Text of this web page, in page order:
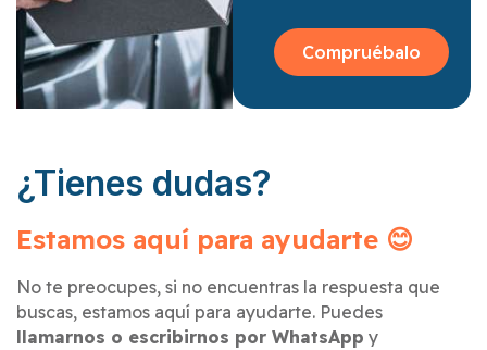
Compruébalo
¿Tienes dudas?
Estamos aquí para ayudarte 😊
No te preocupes, si no encuentras la respuesta que
buscas, estamos aquí para ayudarte. Puedes
llamarnos o escribirnos por WhatsApp y